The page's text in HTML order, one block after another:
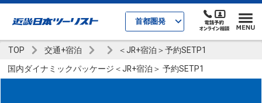
首都圏発
TOP 交通+宿泊 ＜JR+宿泊＞予約SETP1
国内ダイナミックパッケージ＜JR+宿泊＞ 予約SETP1